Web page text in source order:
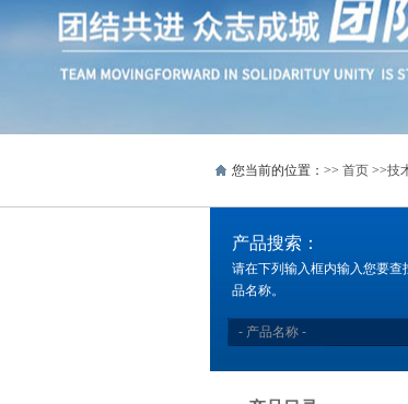
您当前的位置：>> 首页 >>技
产品搜索：
请在下列输入框内输入您要查
品名称。